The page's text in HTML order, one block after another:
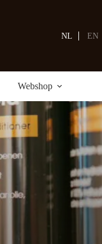
NL EN
Webshop